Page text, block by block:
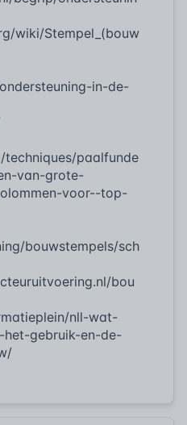
wiki/Stempel_(bouw
in-de-
techniques/paalfunde
van-grote-
voor--top-
bouwstempels/sch
bou
nll-wat-
gebruik-en-de-